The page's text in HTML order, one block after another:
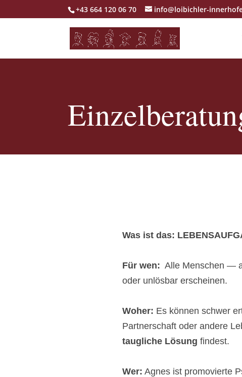
+43 664 120 06 70 info@loibichler-
Was ist das:
Für wen: Alle Menschen —
oder unlösbar erscheinen.
Woher: Es können schwer
Partnerschaft oder andere
taugliche Lösung findest.
Wer: Agnes ist promovierte